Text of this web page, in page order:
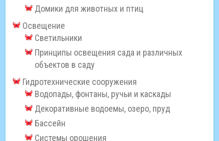
Домики для животных и птиц
Освещение
Светильники
Принципы освещения сада и различных
объектов в саду
Гидротехнические сооружения
Водопады, фонтаны, ручьи и каскады
Декоративные водоемы, озеро, пруд
Бассейн
Системы орошения